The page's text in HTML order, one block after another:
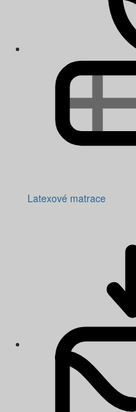
Latexové matrace